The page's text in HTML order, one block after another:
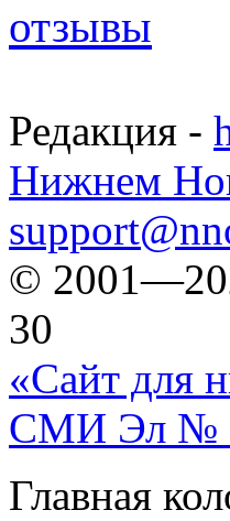
отзывы
Редакция -
Нижнем
©
30
«Сайт для
СМИ Эл №
Главная